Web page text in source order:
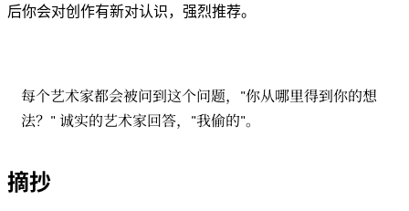
后你会对创作有新对认识，强烈推荐。
每个艺术家都会被问到这个问题，"你从哪里得到你的想
法？" 诚实的艺术家回答，"我偷的"。
摘抄